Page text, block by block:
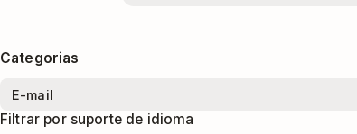
Categorias
Filtrar por suporte de idioma